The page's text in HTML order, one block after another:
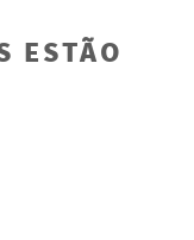
ESTÃO